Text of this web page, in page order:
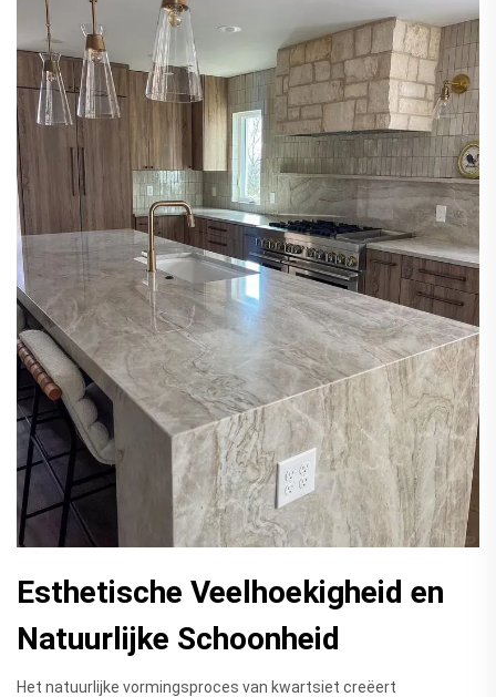
Esthetische Veelhoekigheid en
Natuurlijke Schoonheid
Het natuurlijke vormingsproces van kwartsiet creëert